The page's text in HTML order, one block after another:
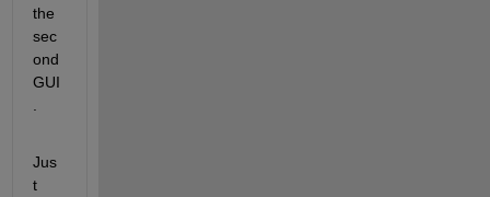
the
sec
ond
GUI
Jus
t